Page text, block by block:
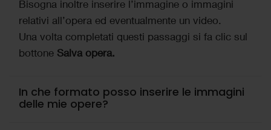
Bisogna inoltre inserire l’immagine o immagini
relativi all’opera ed eventualmente un video.
Una volta completati questi passaggi si fa clic sul
bottone Salva opera.
In che formato posso inserire le immagini
delle mie opere?